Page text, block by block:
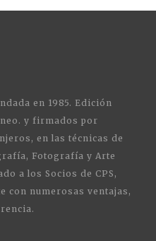
en 1985. Edición
y firmados por
en las técnicas de
Fotografía y Arte
a los Socios de CPS,
con numerosas ventajas,